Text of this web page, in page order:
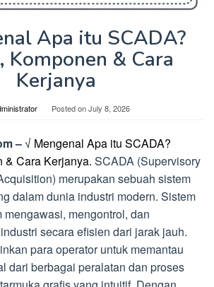
Apa itu SCADA?
Komponen & Cara
Kerjanya
Posted onJuly 8, 2026
– √ Mengenal Apa itu SCADA?
& Cara Kerjanya. SCADA (Supervisory
merupakan sebuah sistem
dalam dunia industri modern. Sistem
mengontrol, dan
secara efisien dari jarak jauh.
para operator untuk memantau
dari berbagai peralatan dan proses